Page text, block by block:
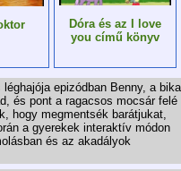
Dóra és az I love
you című könyv
epizódban Benny, a bika
és pont a ragacsos mocsár felé
hogy megmentsék barátjukat,
a gyerekek interaktív módon
és az akadályok